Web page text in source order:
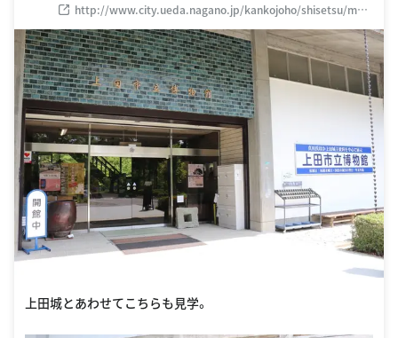
http://www.city.ueda.nagano.jp/kankojoho/shisetsu/mus
eum/002.html
上田城とあわせてこちらも見学。